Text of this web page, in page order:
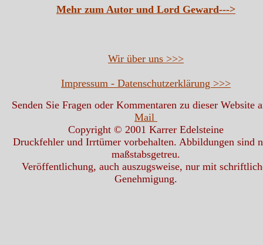
Mehr zum Autor und Lord Geward--->
Wir über uns >>>
Impressum - Datenschutzerklärung >>>
Senden Sie Fragen oder Kommentaren zu dieser Website
Mail
Copyright © 2001 Karrer Edelsteine
Druckfehler und Irrtümer vorbehalten. Abbildungen sind
maßstabsgetreu.
Veröffentlichung, auch auszugsweise, nur mit
Genehmigung.